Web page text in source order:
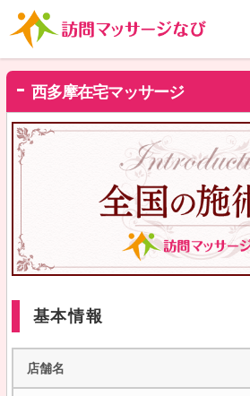
西多摩在宅マッサージ
基本情報
店舗名